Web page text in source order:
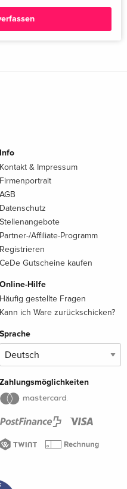
Info
Kontakt & Impressum
Firmenportrait
AGB
Datenschutz
Stellenangebote
Partner-/Affiliate-Programm
Registrieren
CeDe Gutscheine kaufen
Online-Hilfe
Häufig gestellte Fragen
Kann ich Ware zurückschicken?
Sprache
Zahlungsmöglichkeiten